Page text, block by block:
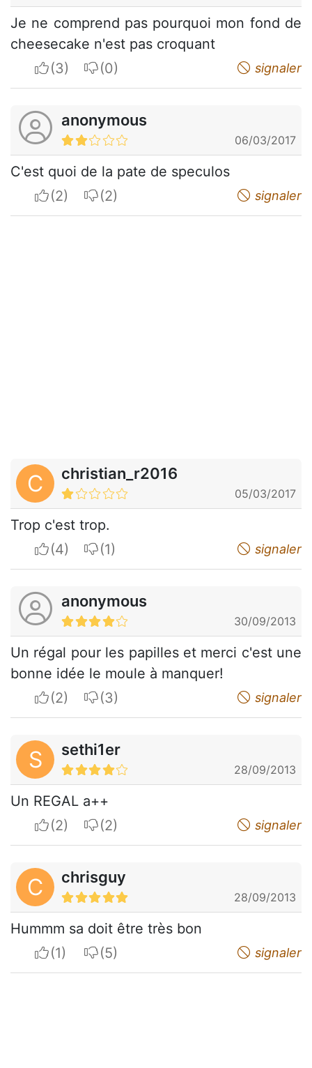
Je ne comprend pas pourquoi mon fond de
cheesecake n'est pas croquant
I apreciateI do not appreciate signaler
anonymous
06/03/2017
C'est quoi de la pate de speculos
I apreciateI do not appreciate signaler
C christian_r2016
05/03/2017
Trop c'est trop.
I apreciateI do not appreciate signaler
anonymous
30/09/2013
Un régal pour les papilles et merci c'est une
bonne idée le moule à manquer!
I apreciateI do not appreciate signaler
S sethi1er
28/09/2013
Un REGAL a++
I apreciateI do not appreciate signaler
C chrisguy
28/09/2013
Hummm sa doit être très bon
I apreciateI do not appreciate signaler